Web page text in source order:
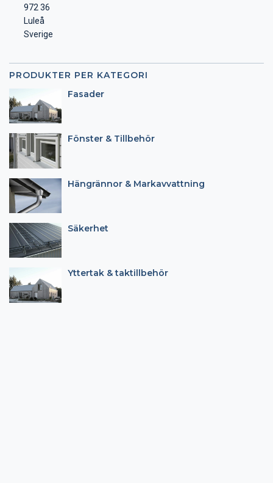
972 36
Luleå
Sverige
PRODUKTER PER KATEGORI
Fasader
Fönster & Tillbehör
Hängrännor & Markavvattning
Säkerhet
Yttertak & taktillbehör